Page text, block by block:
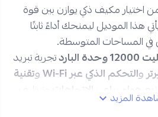
اختيار مكيف ذكي يوازن بين قوة
هذا الموديل ليمنحك أداءً ثابتًا
في المساحات المتوسطة.
تجربة تبريد
والتحكم الذكي عبر Wi-Fi وتقنية
توزيع هواء رباعي الاتجاهات
أجواء أكثر راحة ونقاء.
المزيد